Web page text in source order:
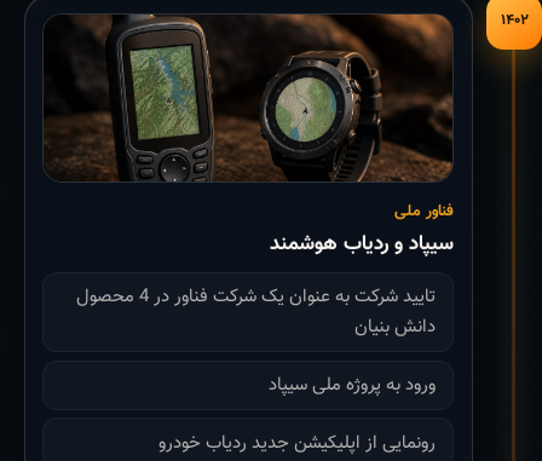
۱۴۰۲
فناور ملی
سیپاد و ردیاب هوشمند
تایید شرکت به عنوان یک شرکت فناور در 4 محصول
دانش بنیان
ورود به پروژه ملی سیپاد
رونمایی از اپلیکیشن جدید ردیاب خودرو